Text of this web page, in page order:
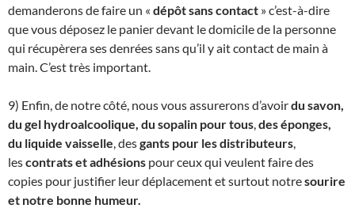
demanderons de faire un « dépôt sans contact » c’est-à-dire
que vous déposez le panier devant le domicile de la personne
qui récupèrera ses denrées sans qu’il y ait contact de main à
main. C’est très important.
9) Enfin, de notre côté, nous vous assurerons d’avoirdu savon,
du gel hydroalcoolique, du sopalin pour tous,des éponges,
du liquide vaisselle, desgants pour les distributeurs,
lescontrats et adhésions pour ceux qui veulent faire des
copies pour justifier leur déplacement et surtout notresourire
et notre bonne humeur.